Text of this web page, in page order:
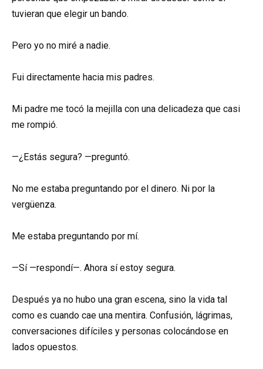
tuvieran que elegir un bando.
Pero yo no miré a nadie.
Fui directamente hacia mis padres.
Mi padre me tocó la mejilla con una delicadeza que casi
me rompió.
—¿Estás segura? —preguntó.
No me estaba preguntando por el dinero. Ni por la
vergüenza.
Me estaba preguntando por mí.
—Sí —respondí—. Ahora sí estoy segura.
Después ya no hubo una gran escena, sino la vida tal
como es cuando cae una mentira. Confusión, lágrimas,
conversaciones difíciles y personas colocándose en
lados opuestos.